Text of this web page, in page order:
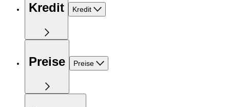
Kredit Kredit
Preise Preise